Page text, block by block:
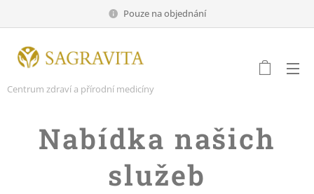
Pouze na objednání
Centrum zdraví a přírodní medicíny
Nabídka našich
služeb